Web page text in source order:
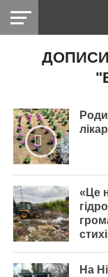
НІКОПОЛЬ
СІЧЕСЛАВСЬКА
РАДІО
«Це
На